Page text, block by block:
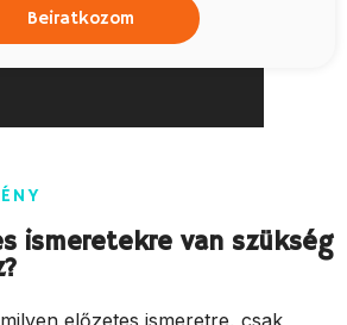
Beiratkozom
ismeretekre van szükség
előzetes ismeretre, csak